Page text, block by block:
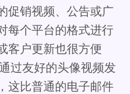
促销视频、公告或广
每个平台的格式进行
客户更新也很方便
友好的头像视频发
这比普通的电子邮件